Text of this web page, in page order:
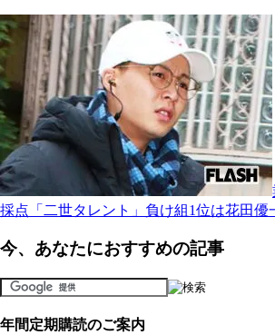
採点「二世タレント」負け組1位は花田優
今、あなたにおすすめの記事
年間定期購読のご案内